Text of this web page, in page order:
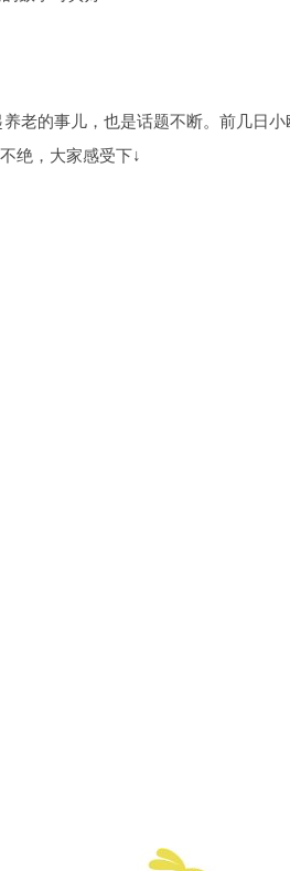
老的事儿，也是话题不断。前几日
绝，大家感受下↓